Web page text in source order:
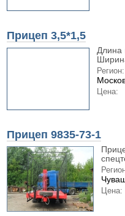
Прицеп 3,5*1,5
Длина
Регион:
Цена:
Прицеп 9835-73-1
Цена: